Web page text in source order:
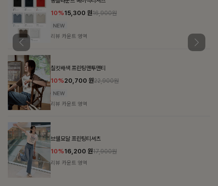
57,600
밴스트라이프 스트링원피스
25%35,100 원46,800원
리뷰 카운트 영역